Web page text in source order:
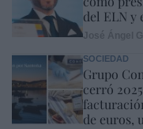
del ELN y
SOCIEDAD
Grupo
cerró
de euros,